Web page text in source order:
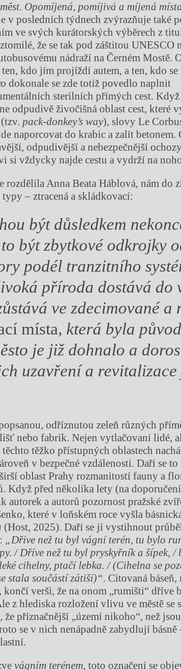
Opomíjená, pomíjivá a míjená
v posledních týdnech zvýrazňuje také
ve svých kurátorských výběrech z
že se tak pod záštitou UNESCO
nádraží na Černém Mostě.
kdo jím projíždí autem, a ten, kdo
dokonale se zde totiž povedlo naplnit
sterilních přímých cest. Když
odpudivě živočišná oblast cest, které
(tzv.pack-donkey’s way), slovy Le
naporcovat do krabic a zalít betonem.
odpudivější a nebezpečnější
si vždycky najde cestu a vydrží na
rozdělila Anna Beata Háblová, nám do
– ztracená a skládkovací:
být důsledkem
být zbytkové odkrojky
podél tranzitního
příroda dostává do
ve zdecimované a
místa, která byla
je již dohnalo a
uzavření a revitalizace
odříznutou zeleň různých
nebo fabrik. Nejen vytlačovaní lidé,
těžko přístupných oblastech
v bezpečné vzdálenosti. Daří se to
oblast Prahy rozmanitostí fauny a
Když před několika lety (na doporučení
a autorů pozornost pražské
které v loňském roce vyšla
(Host, 2025). Daří se jí vystihnout
„Dříve než tu byl vágní terén, tu bylo
/ Dříve než tu byl pryskyřník a šípek, /
cihelny, ptačí lebka. / (Cihelna se
stala součástí zátiší)“. Citovaná báseň,
končí verši, že na onom „rumišti“ dříve
z hlediska rozložení vlivu ve městě se
že příznačnější „území nikoho“, než
se v nich nenápadně zabydlují básně
vágním terénem, toto označení se